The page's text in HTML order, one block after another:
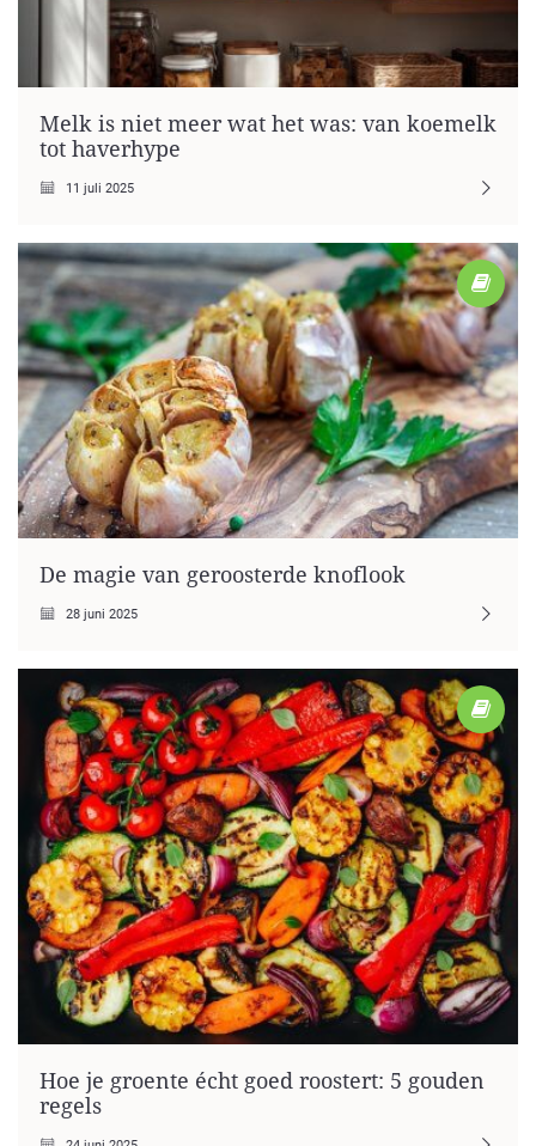
Melk is niet meer wat het was: van koemelk
tot haverhype
11 juli 2025
De magie van geroosterde knoflook
28 juni 2025
Hoe je groente écht goed roostert: 5 gouden
regels